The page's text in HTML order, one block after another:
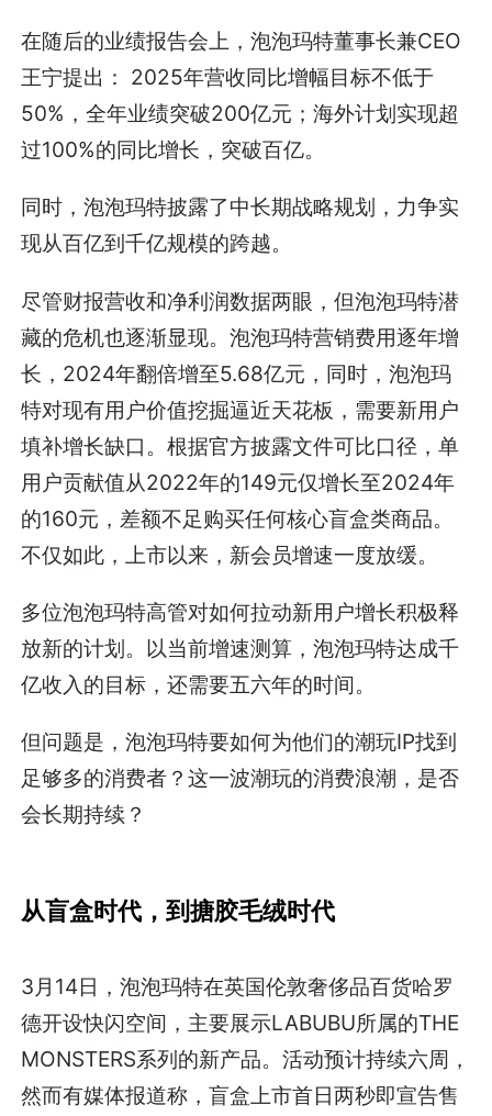
在随后的业绩报告会上，泡泡玛特董事长兼CEO
王宁提出： 2025年营收同比增幅目标不低于
50%，全年业绩突破200亿元；海外计划实现超
过100%的同比增长，突破百亿。
同时，泡泡玛特披露了中长期战略规划，力争实
现从百亿到千亿规模的跨越。
尽管财报营收和净利润数据两眼，但泡泡玛特潜
藏的危机也逐渐显现。泡泡玛特营销费用逐年增
长，2024年翻倍增至5.68亿元，同时，泡泡玛
特对现有用户价值挖掘逼近天花板，需要新用户
填补增长缺口。根据官方披露文件可比口径，单
用户贡献值从2022年的149元仅增长至2024年
的160元，差额不足购买任何核心盲盒类商品。
不仅如此，上市以来，新会员增速一度放缓。
多位泡泡玛特高管对如何拉动新用户增长积极释
放新的计划。以当前增速测算，泡泡玛特达成千
亿收入的目标，还需要五六年的时间。
但问题是，泡泡玛特要如何为他们的潮玩IP找到
足够多的消费者？这一波潮玩的消费浪潮，是否
会长期持续？
从盲盒时代，到搪胶毛绒时代
3月14日，泡泡玛特在英国伦敦奢侈品百货哈罗
德开设快闪空间，主要展示LABUBU所属的THE
MONSTERS系列的新产品。活动预计持续六周，
然而有媒体报道称，盲盒上市首日两秒即宣告售